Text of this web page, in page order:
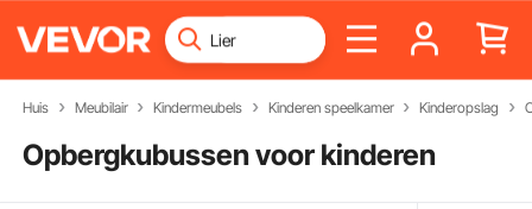
Huis Meubilair Kindermeubels Kinderen speelkamer Kinderopslag
Opbergkubussen voor kinderen